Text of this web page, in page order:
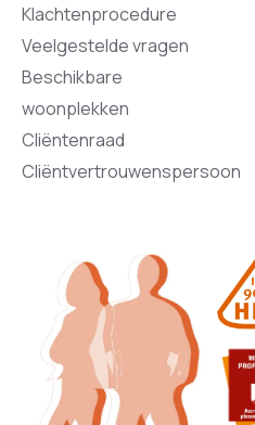
Klachtenprocedure
Veelgestelde vragen
Beschikbare
woonplekken
Cliëntenraad
Cliëntvertrouwenspersoon